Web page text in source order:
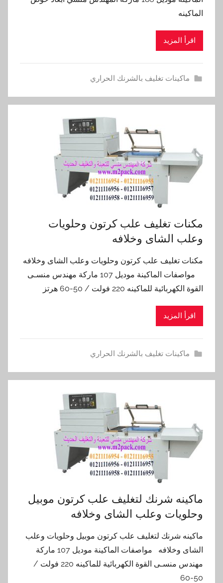
الماكينه
اقرأ المزيد
ماكينات تغليف بالشرنك الحراري
مكنات تغليف علب كرتون وحلويات
وعلب الشاى وخلافه
مكنات تغليف علب كرتون وحلويات وعلب الشاى وخلافه
مواصفات الماكينة موديل 107 ماركة مهندس منسـى
القوة الكهربائية للماكينه 220 فولت / 50-60 هرتز
اقرأ المزيد
ماكينات تغليف بالشرنك الحراري
ماكينه شرنك لتغليف علب كرتون موبيل
وحلويات وعلب الشاى وخلافه
ماكينه شرنك لتغليف علب كرتون موبيل وحلويات وعلب
الشاى وخلافه مواصفات الماكينة موديل 107 ماركة
مهندس منسـى القوة الكهربائية للماكينه 220 فولت /
50-60